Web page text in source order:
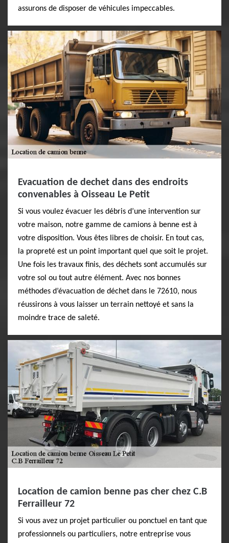
assurons de disposer de véhicules impeccables.
Evacuation de dechet dans des endroits
convenables à Oisseau Le Petit
Si vous voulez évacuer les débris d’une intervention sur
votre maison, notre gamme de camions à benne est à
votre disposition. Vous êtes libres de choisir. En tout cas,
la propreté est un point important quel que soit le projet.
Une fois les travaux finis, des déchets sont accumulés sur
votre sol ou tout autre élément. Avec nos bonnes
méthodes d’évacuation de déchet dans le 72610, nous
réussirons à vous laisser un terrain nettoyé et sans la
moindre trace de saleté.
Location de camion benne pas cher chez C.B
Ferrailleur 72
Si vous avez un projet particulier ou ponctuel en tant que
professionnels ou particuliers, notre entreprise vous